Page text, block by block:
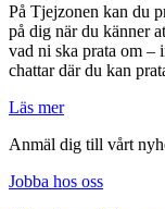
På Tjejzonen kan du
på dig när du känner
vad ni ska prata om –
chattar där du kan
Läs mer
Anmäl dig till vårt
Jobba hos oss